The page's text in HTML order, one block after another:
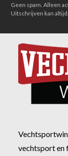
Geen spam. Alleen
Uitschrijven kan altijd.
vechtsport en